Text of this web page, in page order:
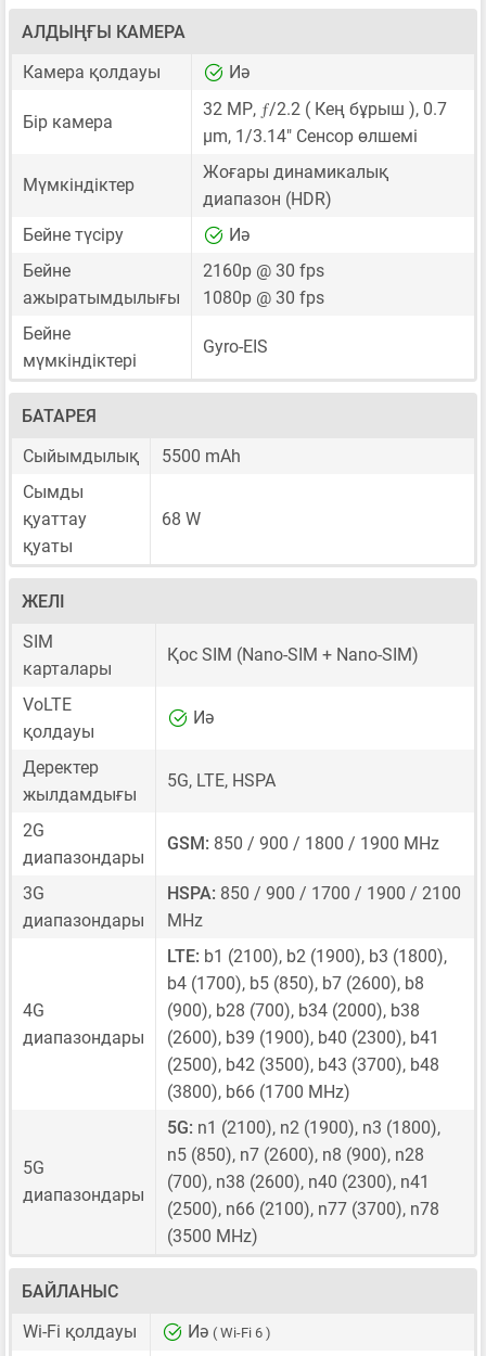
АЛДЫҢҒЫ КАМЕРА
Камера қолдауы
Иә
Бір камера
32 MP, ƒ/2.2 ( Кең бұрыш ), 0.7
μm, 1/3.14" Сенсор өлшемі
Мүмкіндіктер
Жоғары динамикалық
диапазон (HDR)
Бейне түсіру
Иә
Бейне
ажыратымдылығы
2160p @ 30 fps
1080p @ 30 fps
Бейне
мүмкіндіктері
Gyro-EIS
БАТАРЕЯ
Сыйымдылық
5500 mAh
Сымды
қуаттау
қуаты
68 W
ЖЕЛІ
SIM
карталары
Қос SIM (Nano-SIM + Nano-SIM)
VoLTE
қолдауы
Иә
Деректер
жылдамдығы
5G, LTE, HSPA
2G
диапазондары
GSM: 850 / 900 / 1800 / 1900 MHz
3G
диапазондары
HSPA: 850 / 900 / 1700 / 1900 / 2100
MHz
4G
диапазондары
LTE: b1 (2100), b2 (1900), b3 (1800),
b4 (1700), b5 (850), b7 (2600), b8
(900), b28 (700), b34 (2000), b38
(2600), b39 (1900), b40 (2300), b41
(2500), b42 (3500), b43 (3700), b48
(3800), b66 (1700 MHz)
5G
диапазондары
5G: n1 (2100), n2 (1900), n3 (1800),
n5 (850), n7 (2600), n8 (900), n28
(700), n38 (2600), n40 (2300), n41
(2500), n66 (2100), n77 (3700), n78
(3500 MHz)
БАЙЛАНЫС
Wi-Fi қолдауы
Иә ( Wi-Fi 6 )